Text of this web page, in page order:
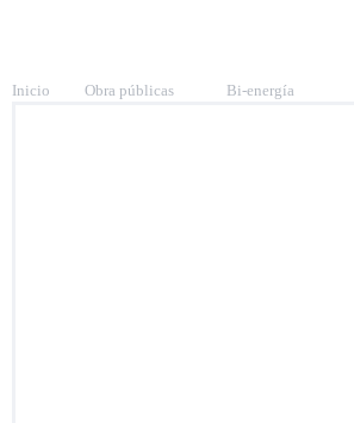
Inicio Obra públicas Bi-energía